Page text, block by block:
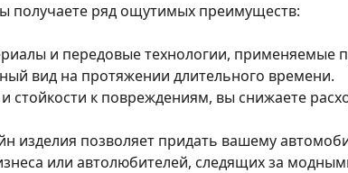
получаете ряд ощутимых преимуществ:
и передовые технологии, применяемые
вид на протяжении длительного времени.
стойкости к повреждениям, вы снижаете
изделия позволяет придать вашему
или автолюбителей, следящих за